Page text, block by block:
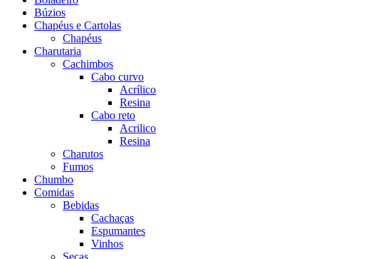
Búzios
Chapéus e Cartolas
Chapéus
Charutaria
Cachimbos
Cabo curvo
Acrílico
Resina
Cabo reto
Acrilico
Resina
Charutos
Fumos
Chumbo
Comidas
Bebidas
Cachaças
Espumantes
Vinhos